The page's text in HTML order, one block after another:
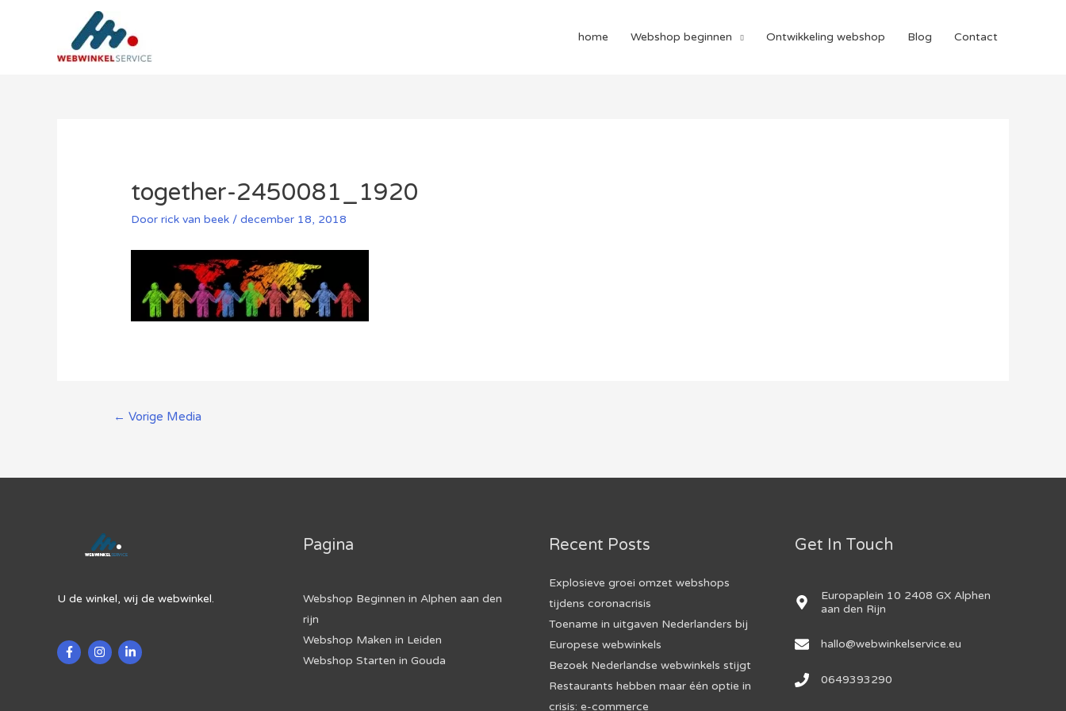
home Webshop beginnen Ontwikkeling webshop Blog Contact
together-2450081_1920
Doorrick van beek /december 18, 2018
Berichtnavigatie
← Vorige Media
U de winkel, wij de webwinkel.
Pagina
Webshop Beginnen in Alphen aan den
rijn
Webshop Maken in Leiden
Webshop Starten in Gouda
Recent Posts
Explosieve groei omzet webshops
tijdens coronacrisis
Toename in uitgaven Nederlanders bij
Europese webwinkels
Bezoek Nederlandse webwinkels stijgt
Restaurants hebben maar één optie in
crisis: e-commerce
Get In Touch
Europaplein 10 2408 GX Alphen
aan den Rijn
hallo@webwinkelservice.eu
0649393290